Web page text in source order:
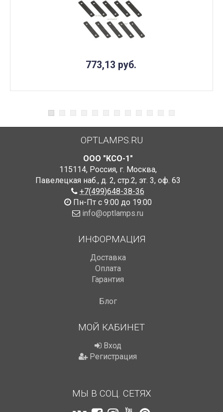
773,13 руб.
OPTLAMPS.RU
ООО "КСО-1"
115114, Россия, г. Москва,
Павелецкая наб., д. 2, стр.2, эт. 3, оф. 63
+7(499)648-38-36
Пн-Пт с 9:00 до 19:00
info@optlamps.ru
ИНФОРМАЦИЯ
Доставка
Оплата
Гарантия
Блог
МОЙ КАБИНЕТ
Вход
Регистрация
МЫ В СОЦ. СЕТЯХ